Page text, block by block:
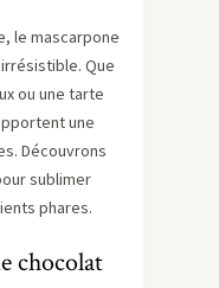
le mascarpone
Que
ou une tarte
une
Découvrons
sublimer
phares.
chocolat